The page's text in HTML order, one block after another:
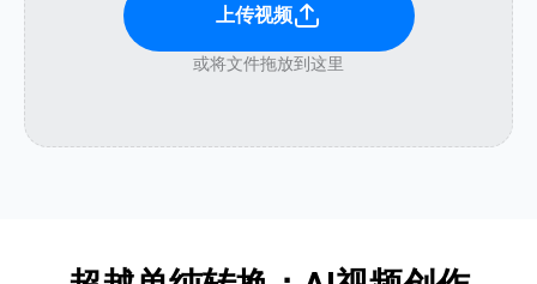
上传视频
或将文件拖放到这里